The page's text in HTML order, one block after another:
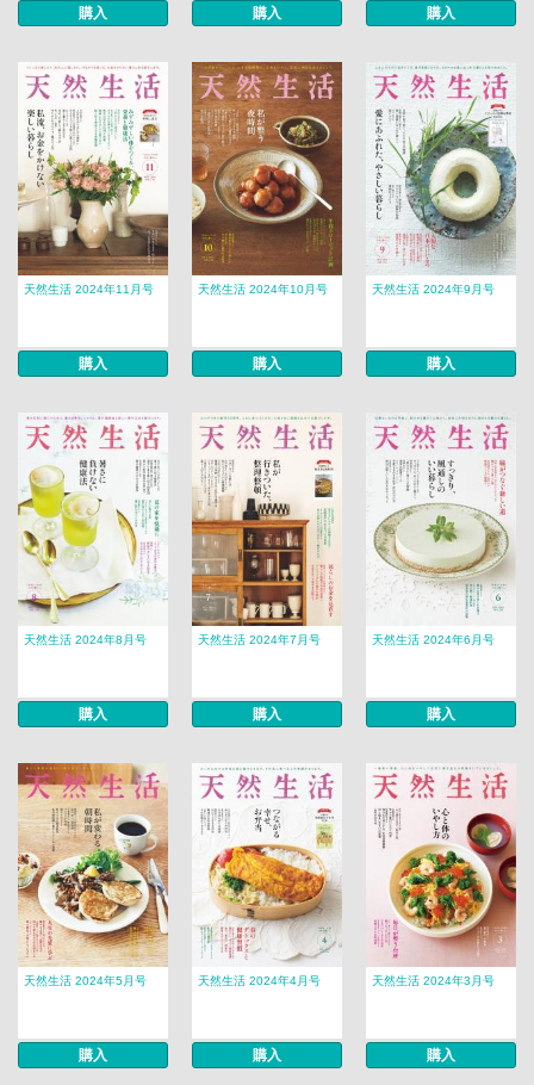
購入 購入 購入
天然生活 2024年11月号
購入
天然生活 2024年10月号
購入
天然生活 2024年9月号
購入
天然生活 2024年8月号
購入
天然生活 2024年7月号
購入
天然生活 2024年6月号
購入
天然生活 2024年5月号
購入
天然生活 2024年4月号
購入
天然生活 2024年3月号
購入